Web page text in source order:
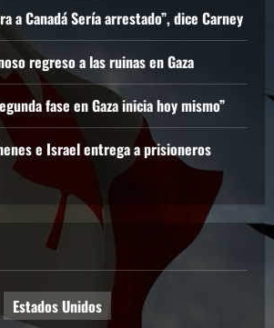
a Canadá Sería arrestado”, dice Carney
regreso a las ruinas en Gaza
fase en Gaza inicia hoy mismo”
e Israel entrega a prisioneros
Estados Unidos